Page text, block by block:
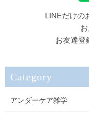
LINEだけの
お友達登
Category
アンダーケア雑学